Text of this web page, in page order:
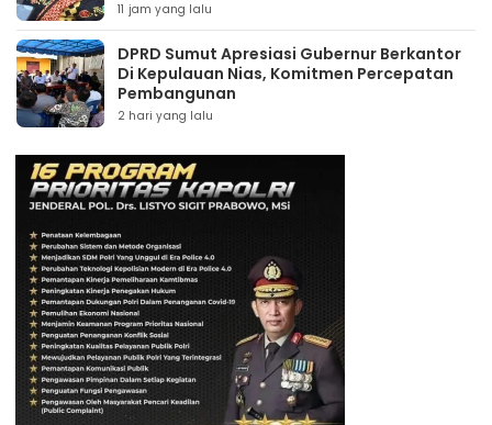
11 jam yang lalu
DPRD Sumut Apresiasi Gubernur Berkantor
Di Kepulauan Nias, Komitmen Percepatan
Pembangunan
2 hari yang lalu